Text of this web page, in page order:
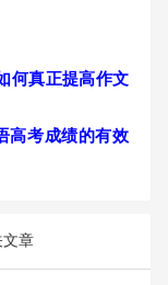
何真正提高作文
高考成绩的有效
文章